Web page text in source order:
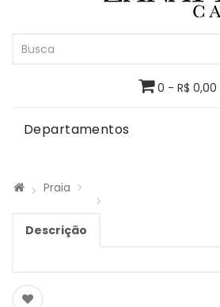
0 - R$ 0,00
Departamentos
Praia
Descrição